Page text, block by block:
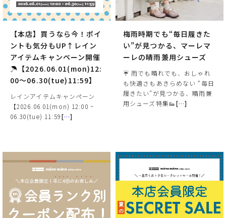
【本店】買うなら今！ポイ
ントも気分もUP↑レイン
アイテムキャンペーン開催
☂【2026.06.01(mon)12:
00～06.30(tue)11:59】
レインアイテムキャンペーン
【2026.06.01(mon) 12:00 ~
06.30(tue) 11:59[…]
梅雨時期でも“毎日履きた
い”が見つかる、マーレマ
ーレの晴雨兼用シューズ
☔ 雨でも晴れでも、おしゃれ
も快適さもあきらめない “毎日
履きたい”が見つかる、晴雨兼
用シューズ特集👟[…]